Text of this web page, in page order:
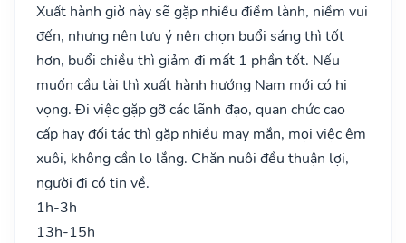
Xuất hành giờ này sẽ gặp nhiều điềm lành, niềm vui
đến, nhưng nên lưu ý nên chọn buổi sáng thì tốt
hơn, buổi chiều thì giảm đi mất 1 phần tốt. Nếu
muốn cầu tài thì xuất hành hướng Nam mới có hi
vọng. Đi việc gặp gỡ các lãnh đạo, quan chức cao
cấp hay đối tác thì gặp nhiều may mắn, mọi việc êm
xuôi, không cần lo lắng. Chăn nuôi đều thuận lợi,
người đi có tin về.
1h-3h
13h-15h